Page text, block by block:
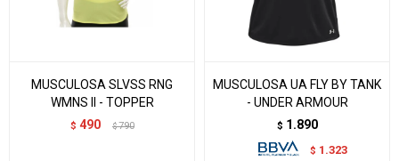
MUSCULOSA SLVSS RNG
WMNS II - TOPPER
$ 490 $ 790
MUSCULOSA UA FLY BY TANK
- UNDER ARMOUR
$ 1.890
$ 1.323